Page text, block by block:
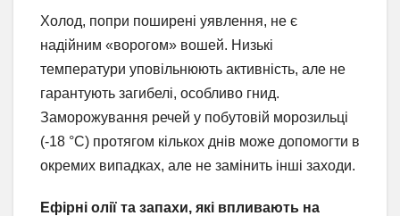
Холод, попри поширені уявлення, не є
надійним «ворогом» вошей. Низькі
температури уповільнюють активність, але не
гарантують загибелі, особливо гнид.
Заморожування речей у побутовій морозильці
(-18 °C) протягом кількох днів може допомогти в
окремих випадках, але не замінить інші заходи.
Ефірні олії та запахи, які впливають на